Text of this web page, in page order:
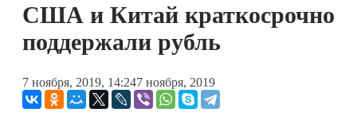
Книги
США и Китай краткосрочно
поддержали рубль
7 ноября, 2019, 14:247 ноября, 2019